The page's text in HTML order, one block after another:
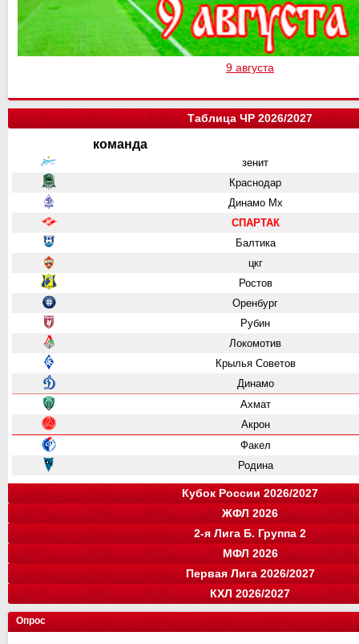
9 августа
Таблица ЧР 2026/2027
команда
зенит
Краснодар
Динамо Мх
СПАРТАК
Балтика
цкг
Ростов
Оренбург
Рубин
Локомотив
Крылья Советов
Динамо
Ахмат
Акрон
Факел
Родина
Кубок России 2026/2027
Группа "A"
СПАРТАК
Родина
Оренбург
Рубин
Группа "B"
Динамо
Краснодар
Ахмат
Факел
Группа "C"
Крылья Советов
Зенит
Динамо Мх.
Балтика
Группа "D"
Ростов
цкг
Локомотив
Акрон
ЖФЛ 2026
команда
Зенит
цкг
СПАРТАК
Крылья Советов
2-я Лига Б. Группа 2
команда
Динамо-СПб
Луки-Энергия
Чертаново
МФЛ 2026
Группа "А"
Краснодар
цкг
Группа "Б"
Сочи
Кировец-Восхождение
Первая Лига 2026/2027
команда
Н. Новгород
КХЛ 2026/2027
Конференция "Запад"
Конференция "Восток"
Опрос